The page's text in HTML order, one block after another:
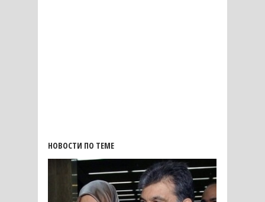
НОВОСТИ ПО ТЕМЕ